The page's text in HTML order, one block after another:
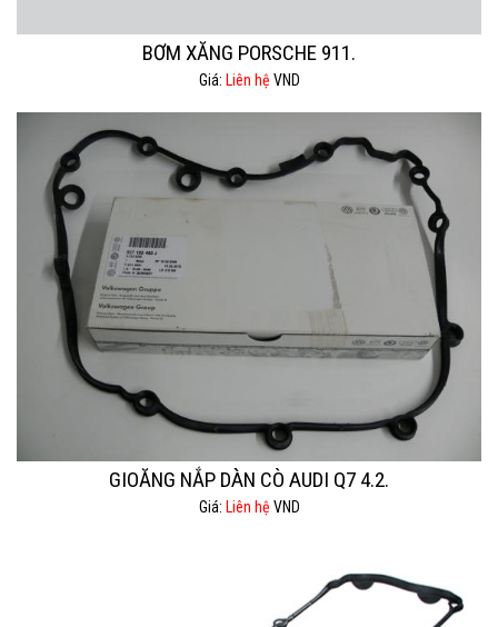
BƠM XĂNG PORSCHE 911.
Giá: Liên hệ VND
GIOĂNG NẮP DÀN CÒ AUDI Q7 4.2.
Giá: Liên hệ VND